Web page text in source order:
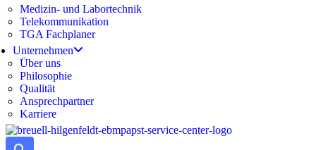
Medizin- und Labortechnik
Telekommunikation
TGA Fachplaner
Unternehmen
Über uns
Philosophie
Qualität
Ansprechpartner
Karriere